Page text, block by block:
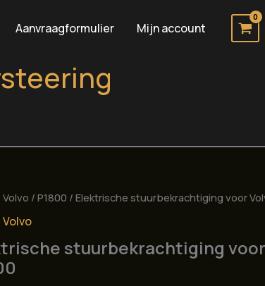
Aanvraagformulier Mijn account
Volvo / P1800 / Elektrische stuurbekrachtiging voor
Volvo
stuurbekrachtiging